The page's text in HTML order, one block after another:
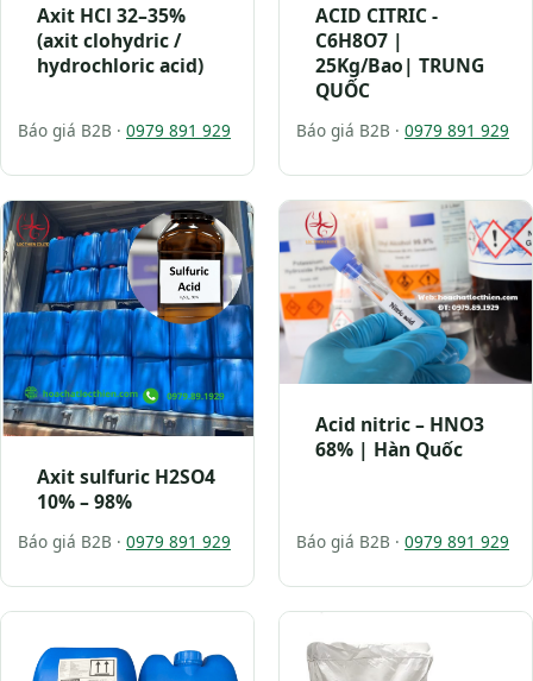
Axit HCl 32–35%
(axit clohydric /
hydrochloric acid)
Báo giá B2B · 0979 891 929
ACID CITRIC -
C6H8O7 |
25Kg/Bao| TRUNG
QUỐC
Báo giá B2B · 0979 891 929
Axit sulfuric H2SO4
10% – 98%
Báo giá B2B · 0979 891 929
Acid nitric – HNO3
68% | Hàn Quốc
Báo giá B2B · 0979 891 929